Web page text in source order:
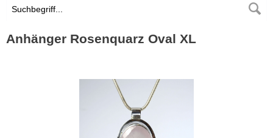
Suchen
Anhänger Rosenquarz Oval XL